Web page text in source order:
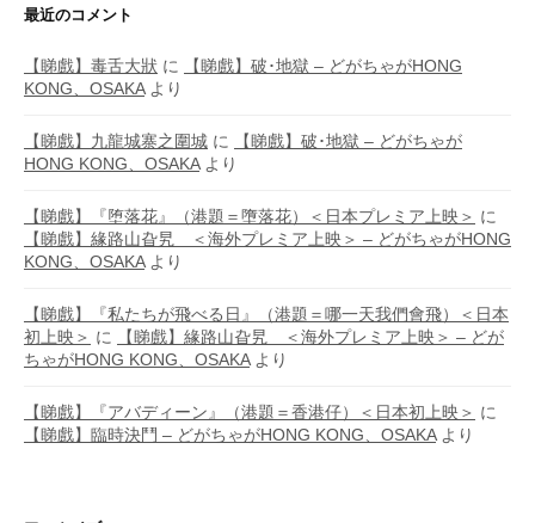
最近のコメント
【睇戲】毒舌大狀 に
【睇戲】破･地獄 – どがちゃがHONG
KONG、OSAKAより
【睇戲】九龍城寨之圍城 に
【睇戲】破･地獄 – どがちゃが
HONG KONG、OSAKAより
【睇戲】『堕落花』（港題＝墮落花）＜日本プレミア上映＞ に
【睇戲】緣路山旮旯 ＜海外プレミア上映＞ – どがちゃがHONG
KONG、OSAKAより
【睇戲】『私たちが飛べる日』（港題＝哪一天我們會飛）＜日本
初上映＞ に
【睇戲】緣路山旮旯 ＜海外プレミア上映＞ – どが
ちゃがHONG KONG、OSAKAより
【睇戲】『アバディーン』（港題＝香港仔）＜日本初上映＞ に
【睇戲】臨時決鬥 – どがちゃがHONG KONG、OSAKAより